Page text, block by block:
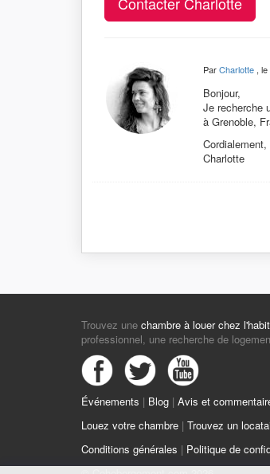
ParCharlotte ,
Bonjour,
Je recherche
à Grenoble,
Cordialement,
Charlotte
Trouvez une chambre à louer chez
professionnel, une recherche de
Événements | Blog | Avis et
Louez votre chambre | Trouvez un
Conditions générales | Politique de